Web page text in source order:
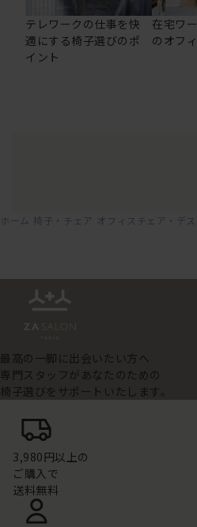
テレワークの仕事を快
適にする椅子選びのポ
イント
在宅ワ
のオフ
ホーム 椅子・チェア オフィスチェア・デ
最高の一脚に出会いたい方へ
専門スタッフがあなたのための
椅子選びをサポートいたします。
3,980円以上の
ご購入で
送料無料